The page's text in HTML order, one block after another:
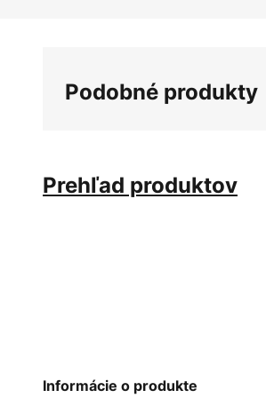
obrázkov
Podobné produkty
Prehľad produktov
Informácie o produkte